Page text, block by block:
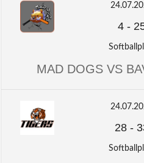
4-
MAD DOGS VS
28-